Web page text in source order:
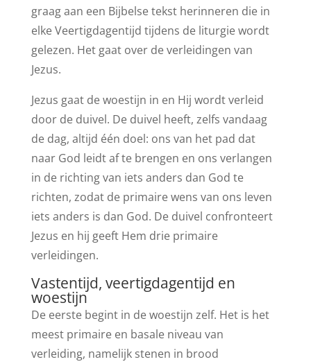
graag aan een Bijbelse tekst herinneren die in
elke Veertigdagentijd tijdens de liturgie wordt
gelezen. Het gaat over de verleidingen van
Jezus.
Jezus gaat de woestijn in en Hij wordt verleid
door de duivel. De duivel heeft, zelfs vandaag
de dag, altijd één doel: ons van het pad dat
naar God leidt af te brengen en ons verlangen
in de richting van iets anders dan God te
richten, zodat de primaire wens van ons leven
iets anders is dan God. De duivel confronteert
Jezus en hij geeft Hem drie primaire
verleidingen.
Vastentijd, veertigdagentijd en
woestijn
De eerste begint in de woestijn zelf. Het is het
meest primaire en basale niveau van
verleiding, namelijk stenen in brood